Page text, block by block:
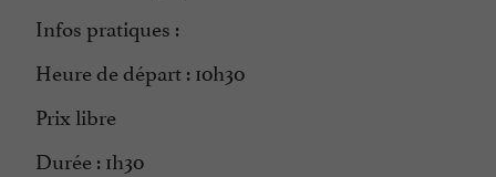
Infos pratiques :
Heure de départ : 10h30
Prix libre
Durée : 1h30